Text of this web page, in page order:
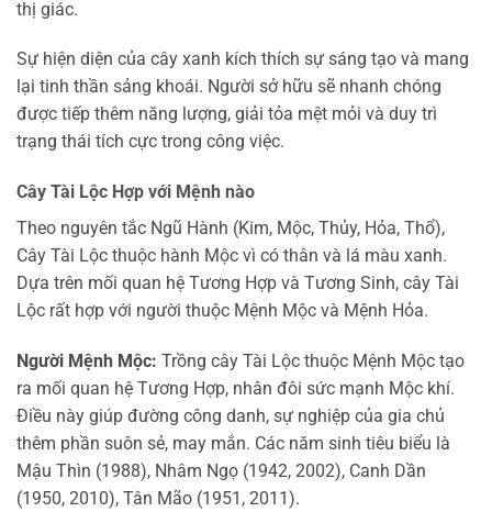
thị giác.
Sự hiện diện của cây xanh kích thích sự sáng tạo và mang
lại tinh thần sảng khoái. Người sở hữu sẽ nhanh chóng
được tiếp thêm năng lượng, giải tỏa mệt mỏi và duy trì
trạng thái tích cực trong công việc.
Cây Tài Lộc Hợp với Mệnh nào
Theo nguyên tắc Ngũ Hành (Kim, Mộc, Thủy, Hỏa, Thổ),
Cây Tài Lộc thuộc hành Mộc vì có thân và lá màu xanh.
Dựa trên mối quan hệ Tương Hợp và Tương Sinh, cây Tài
Lộc rất hợp với người thuộc Mệnh Mộc và Mệnh Hỏa.
Người Mệnh Mộc: Trồng cây Tài Lộc thuộc Mệnh Mộc tạo
ra mối quan hệ Tương Hợp, nhân đôi sức mạnh Mộc khí.
Điều này giúp đường công danh, sự nghiệp của gia chủ
thêm phần suôn sẻ, may mắn. Các năm sinh tiêu biểu là
Mậu Thìn (1988), Nhâm Ngọ (1942, 2002), Canh Dần
(1950, 2010), Tân Mão (1951, 2011).